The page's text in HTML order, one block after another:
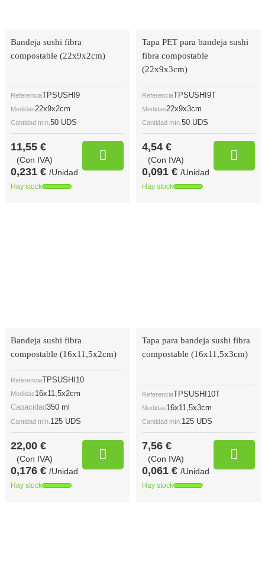
Bandeja sushi fibra
compostable (22x9x2cm)
ReferenciaTPSUSHI9
Medidas22x9x2cm
Cantidad mín. 50 UDS
11,55 €
(Con IVA)
0,231 € /Unidad
Hay stock
Tapa PET para bandeja sushi
fibra compostable
(22x9x3cm)
ReferenciaTPSUSHI9T
Medidas22x9x3cm
Cantidad mín. 50 UDS
4,54 €
(Con IVA)
0,091 € /Unidad
Hay stock
Bandeja sushi fibra
compostable (16x11,5x2cm)
ReferenciaTPSUSHI10
Medidas16x11,5x2cm
Capacidad350 ml
Cantidad mín. 125 UDS
22,00 €
(Con IVA)
0,176 € /Unidad
Hay stock
Tapa para bandeja sushi fibra
compostable (16x11,5x3cm)
ReferenciaTPSUSHI10T
Medidas16x11,5x3cm
Cantidad mín. 125 UDS
7,56 €
(Con IVA)
0,061 € /Unidad
Hay stock